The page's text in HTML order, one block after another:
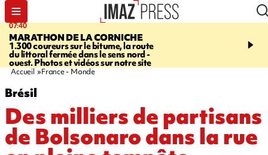
07:40
MARATHON DE LA CORNICHE
1.300 coureurs sur le bitume, la route
du littoral fermée dans le sens nord -
ouest. Photos et vidéos sur notre site
10:33
l’enfance - une
Accueil France - Monde
Brésil
Des milliers de partisans
de Bolsonaro dans la rue